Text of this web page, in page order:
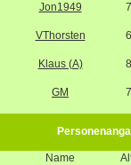
Jon1949
VThorsten
Klaus (A)
GM
Name